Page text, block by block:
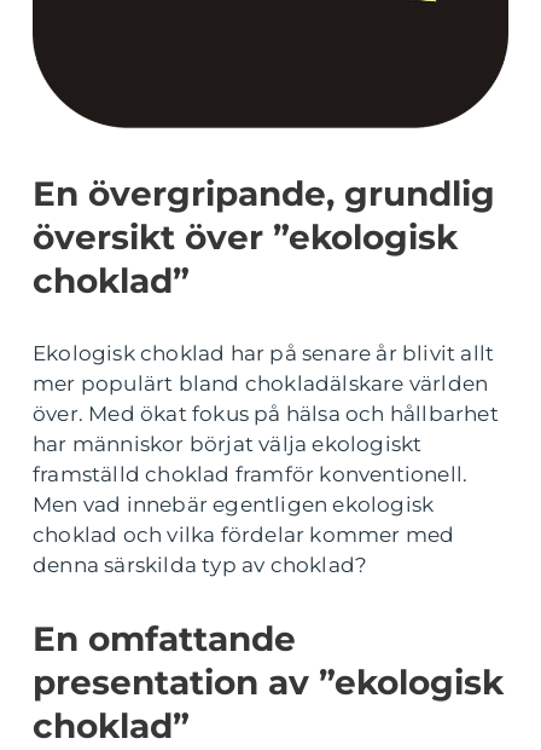
En övergripande, grundlig
översikt över ”ekologisk
choklad”
Ekologisk choklad har på senare år blivit allt
mer populärt bland chokladälskare världen
över. Med ökat fokus på hälsa och hållbarhet
har människor börjat välja ekologiskt
framställd choklad framför konventionell.
Men vad innebär egentligen ekologisk
choklad och vilka fördelar kommer med
denna särskilda typ av choklad?
En omfattande
presentation av ”ekologisk
choklad”